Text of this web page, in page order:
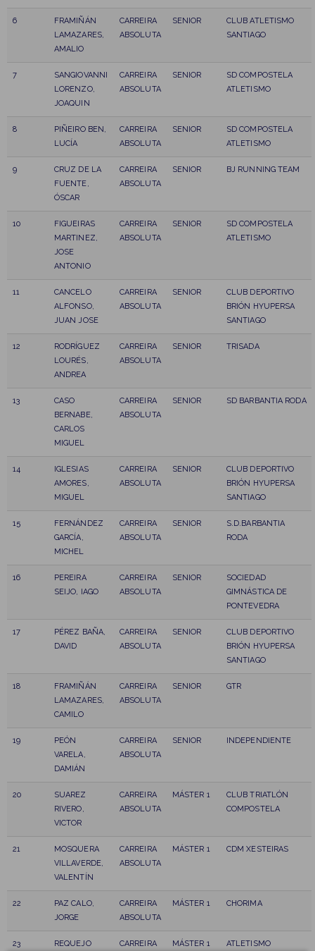
6
FRAMIÑÁN
LAMAZARES,
AMALIO
CARREIRA
ABSOLUTA
SENIOR
CLUB ATLETISMO
SANTIAGO
7
SANGIOVANNI
LORENZO,
JOAQUIN
CARREIRA
ABSOLUTA
SENIOR
SD COMPOSTELA
ATLETISMO
8
PIÑEIRO BEN,
LUCÍA
CARREIRA
ABSOLUTA
SENIOR
SD COMPOSTELA
ATLETISMO
9
CRUZ DE LA
FUENTE,
ÓSCAR
CARREIRA
ABSOLUTA
SENIOR BJ RUNNING TEAM
10
FIGUEIRAS
MARTINEZ,
JOSE
ANTONIO
CARREIRA
ABSOLUTA
SENIOR
SD COMPOSTELA
ATLETISMO
11
CANCELO
ALFONSO,
JUAN JOSE
CARREIRA
ABSOLUTA
SENIOR
CLUB DEPORTIVO
BRIÓN HYUPERSA
SANTIAGO
12
RODRÍGUEZ
LOURÉS,
ANDREA
CARREIRA
ABSOLUTA
SENIOR TRISADA
13
CASO
BERNABE,
CARLOS
MIGUEL
CARREIRA
ABSOLUTA
SENIOR SD BARBANTIA RODA
14
IGLESIAS
AMORES,
MIGUEL
CARREIRA
ABSOLUTA
SENIOR
CLUB DEPORTIVO
BRIÓN HYUPERSA
SANTIAGO
15
FERNÁNDEZ
GARCÍA,
MICHEL
CARREIRA
ABSOLUTA
SENIOR
S.D.BARBANTIA
RODA
16
PEREIRA
SEIJO, IAGO
CARREIRA
ABSOLUTA
SENIOR
SOCIEDAD
GIMNÁSTICA DE
PONTEVEDRA
17
PÉREZ BAÑA,
DAVID
CARREIRA
ABSOLUTA
SENIOR
CLUB DEPORTIVO
BRIÓN HYUPERSA
SANTIAGO
18
FRAMIÑÁN
LAMAZARES,
CAMILO
CARREIRA
ABSOLUTA
SENIOR GTR
19
PEÓN
VARELA,
DAMIÁN
CARREIRA
ABSOLUTA
SENIOR INDEPENDIENTE
20
SUAREZ
RIVERO,
VICTOR
CARREIRA
ABSOLUTA
MÁSTER 1
CLUB TRIATLÓN
COMPOSTELA
21
MOSQUERA
VILLAVERDE,
VALENTÍN
CARREIRA
ABSOLUTA
MÁSTER 1 CDM XESTEIRAS
22
PAZ CALO,
JORGE
CARREIRA
ABSOLUTA
MÁSTER 1 CHORIMA
23 REQUEJO CARREIRA MÁSTER 1 ATLETISMO